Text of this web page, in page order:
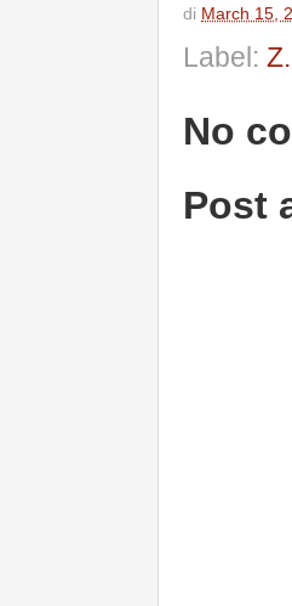
di March 15,
Label:
No
Post